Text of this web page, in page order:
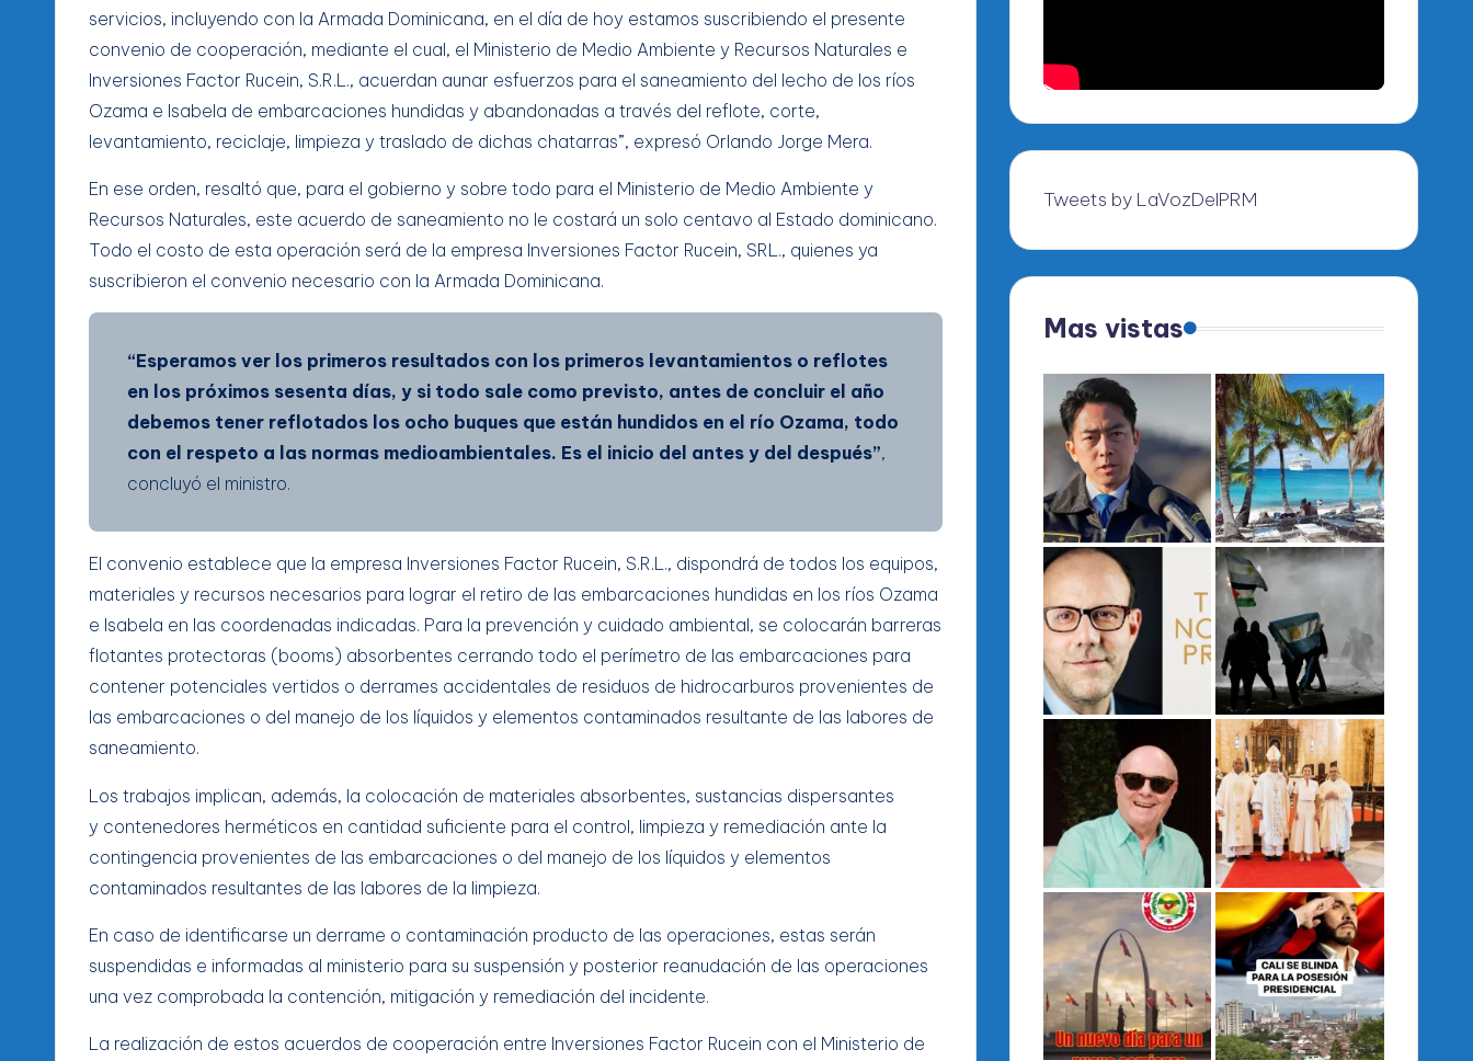
servicios, incluyendo con la Armada Dominicana, en el día de hoy estamos suscribiendo el presente
convenio de cooperación, mediante el cual, el Ministerio de Medio Ambiente y Recursos Naturales e
Inversiones Factor Rucein, S.R.L., acuerdan aunar esfuerzos para el saneamiento del lecho de los ríos
Ozama e Isabela de embarcaciones hundidas y abandonadas a través del reflote, corte,
levantamiento, reciclaje, limpieza y traslado de dichas chatarras”, expresó Orlando Jorge Mera.
En ese orden, resaltó que, para el gobierno y sobre todo para el Ministerio de Medio Ambiente y
Recursos Naturales, este acuerdo de saneamiento no le costará un solo centavo al Estado dominicano.
Todo el costo de esta operación será de la empresa Inversiones Factor Rucein, SRL., quienes ya
suscribieron el convenio necesario con la Armada Dominicana.
“Esperamos ver los primeros resultados con los primeros levantamientos o reflotes
en los próximos sesenta días, y si todo sale como previsto, antes de concluir el año
debemos tener reflotados los ocho buques que están hundidos en el río Ozama, todo
con el respeto a las normas medioambientales. Es el inicio del antes y del después”,
concluyó el ministro.
El convenio establece que la empresa Inversiones Factor Rucein, S.R.L., dispondrá de todos los equipos,
materiales y recursos necesarios para lograr el retiro de las embarcaciones hundidas en los ríos Ozama
e Isabela en las coordenadas indicadas. Para la prevención y cuidado ambiental, se colocarán barreras
flotantes protectoras (booms) absorbentes cerrando todo el perímetro de las embarcaciones para
contener potenciales vertidos o derrames accidentales de residuos de hidrocarburos provenientes de
las embarcaciones o del manejo de los líquidos y elementos contaminados resultante de las labores de
saneamiento.
Los trabajos implican, además, la colocación de materiales absorbentes, sustancias dispersantes
y contenedores herméticos en cantidad suficiente para el control, limpieza y remediación ante la
contingencia provenientes de las embarcaciones o del manejo de los líquidos y elementos
contaminados resultantes de las labores de la limpieza.
En caso de identificarse un derrame o contaminación producto de las operaciones, estas serán
suspendidas e informadas al ministerio para su suspensión y posterior reanudación de las operaciones
una vez comprobada la contención, mitigación y remediación del incidente.
La realización de estos acuerdos de cooperación entre Inversiones Factor Rucein con el Ministerio de
Tweets by LaVozDelPRM
Mas vistas